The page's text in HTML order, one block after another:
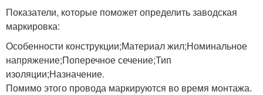
Показатели, которые поможет определить заводская
маркировка:
Особенности конструкции;Материал жил;Номинальное
напряжение;Поперечное сечение;Тип
изоляции;Назначение.
Помимо этого провода маркируются во время монтажа.